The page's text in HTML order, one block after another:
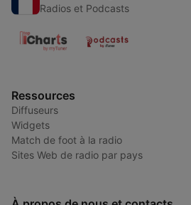
Radios et Podcasts
Ressources
Diffuseurs
Widgets
Match de foot à la radio
Sites Web de radio par pays